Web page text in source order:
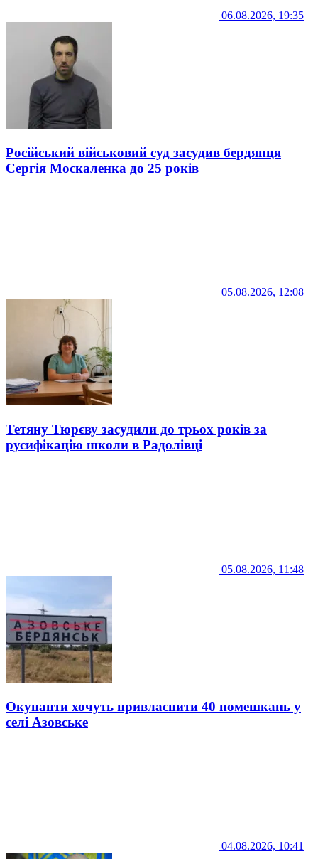
06.08.2026, 19:35
Російський військовий суд засудив бердянця
Сергія Москаленка до 25 років
05.08.2026, 12:08
Тетяну Тюрєву засудили до трьох років за
русифікацію школи в Радолівці
05.08.2026, 11:48
Окупанти хочуть привласнити 40 помешкань у
селі Азовське
04.08.2026, 10:41